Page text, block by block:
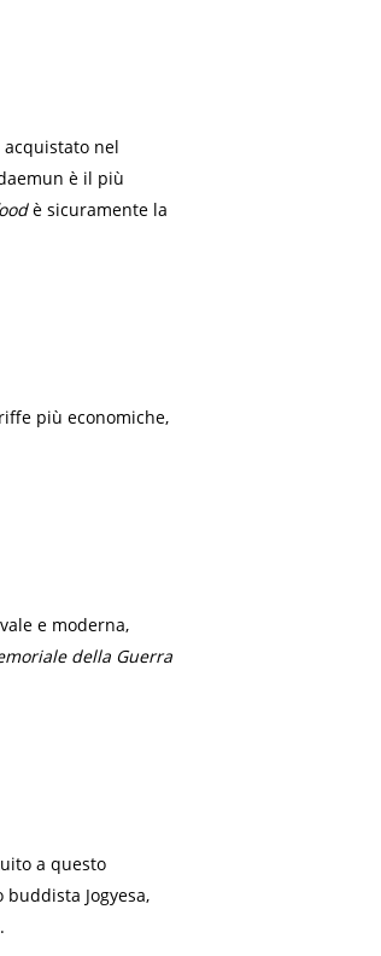
nel
è il più
è sicuramente la
più economiche,
e moderna,
della Guerra
a questo
Jogyesa,